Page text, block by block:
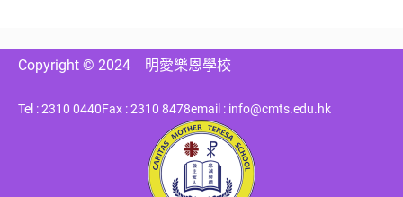
Copyright © 2024 明愛樂恩學校
Tel : 2310 0440Fax : 2310 8478email : info@cmts.edu.hk